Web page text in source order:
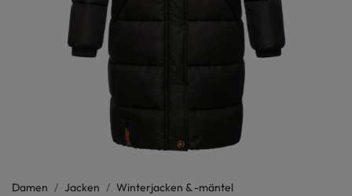
Damen Jacken Winterjacken & -mäntel